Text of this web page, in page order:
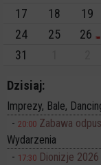
17
18 19
24
25 26
31
Dzisiaj:
Imprezy, Bale,
20:00 Zabawa
Wydarzenia
17:30 Dionizje 2026